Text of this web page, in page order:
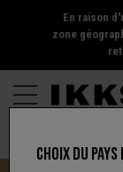
En raison
zone
CHOIX DU